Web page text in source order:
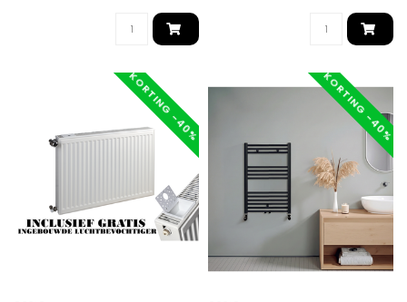
KORTING -40% KORTING -40%